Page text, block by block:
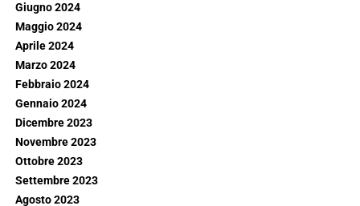
Giugno 2024
Maggio 2024
Aprile 2024
Marzo 2024
Febbraio 2024
Gennaio 2024
Dicembre 2023
Novembre 2023
Ottobre 2023
Settembre 2023
Agosto 2023